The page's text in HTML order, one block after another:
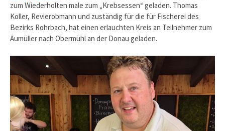
zum Wiederholten male zum „Krebsessen“ geladen. Thomas
Koller, Revierobmann und zuständig für die für Fischerei des
Bezirks Rohrbach, hat einen erlauchten Kreis an Teilnehmer zum
Aumüller nach Obermühl an der Donau geladen.